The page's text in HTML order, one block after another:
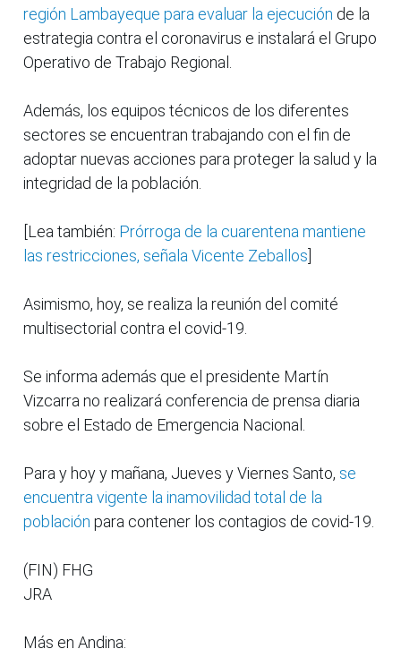
región Lambayeque para evaluar la ejecución de la
estrategia contra el coronavirus e instalará el Grupo
Operativo de Trabajo Regional.
Además, los equipos técnicos de los diferentes
sectores se encuentran trabajando con el fin de
adoptar nuevas acciones para proteger la salud y la
integridad de la población.
[Lea también: Prórroga de la cuarentena mantiene
las restricciones, señala Vicente Zeballos
Asimismo, hoy, se realiza la reunión del comité
multisectorial contra el covid-19.
Se informa además que el presidente Martín
Vizcarra no realizará conferencia de prensa diaria
sobre el Estado de Emergencia Nacional.
Para y hoy y mañana, Jueves y Viernes Santo, se
encuentra vigente la inamovilidad total de la
población para contener los contagios de covid-19.
(FIN) FHG
JRA
Más en Andina: